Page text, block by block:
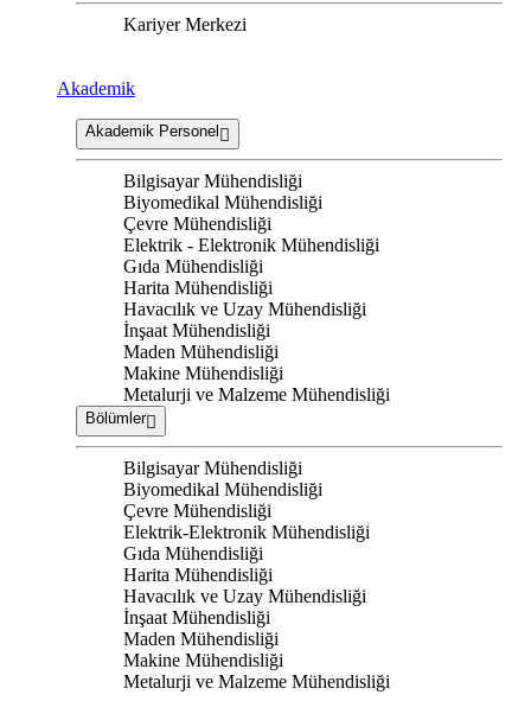
Kariyer Merkezi
Akademik
Akademik Personel
Bilgisayar Mühendisliği
Biyomedikal Mühendisliği
Çevre Mühendisliği
Elektrik - Elektronik Mühendisliği
Gıda Mühendisliği
Harita Mühendisliği
Havacılık ve Uzay Mühendisliği
İnşaat Mühendisliği
Maden Mühendisliği
Makine Mühendisliği
Metalurji ve Malzeme Mühendisliği
Bölümler
Bilgisayar Mühendisliği
Biyomedikal Mühendisliği
Çevre Mühendisliği
Elektrik-Elektronik Mühendisliği
Gıda Mühendisliği
Harita Mühendisliği
Havacılık ve Uzay Mühendisliği
İnşaat Mühendisliği
Maden Mühendisliği
Makine Mühendisliği
Metalurji ve Malzeme Mühendisliği